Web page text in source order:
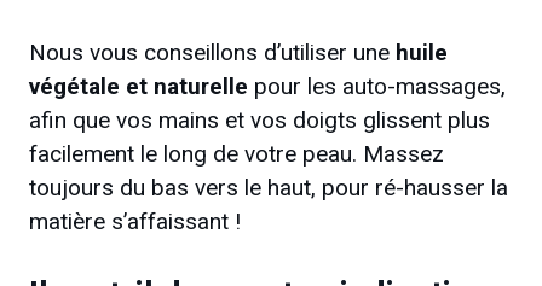
Nous vous conseillons d’utiliser une huile
végétale et naturelle pour les auto-massages,
afin que vos mains et vos doigts glissent plus
facilement le long de votre peau. Massez
toujours du bas vers le haut, pour ré-hausser la
matière s’affaissant !